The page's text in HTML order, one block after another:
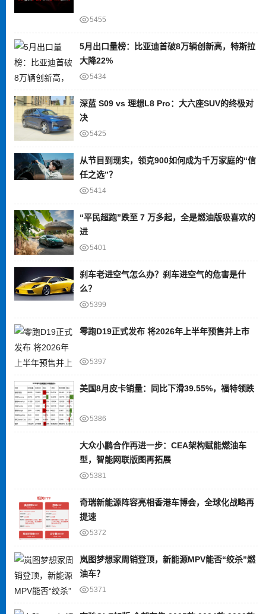
5455
5月出口量榜：比亚迪首破8万辆创新高，特斯拉
大降22%
5434
深蓝 S09 vs 理想L8 Pro：大六座SUV的终极对
决
5425
从节目到现实，领克900如何成为千万家庭的“信
任之选”？
5414
“平民超跑”跌至 7 万多起，全是燃油版吸喜欢的
进
5401
刹车老进空气怎么办？刹车进空气的危害是什
么？
5399
零跑D19正式发布 将2026年上半年预售并上市
5397
美国8月皮卡销量：同比下滑39.55%，福特领跌
5386
大众小鹏合作再进一步：CEA架构赋能燃油车
型，智能网联版图再拓展
5381
奇瑞新能源阵容亮相香港车博会，全球化战略再
提速
5372
岚图梦想家周销登顶，新能源MPV能否“绞杀”燃
油车？
5371